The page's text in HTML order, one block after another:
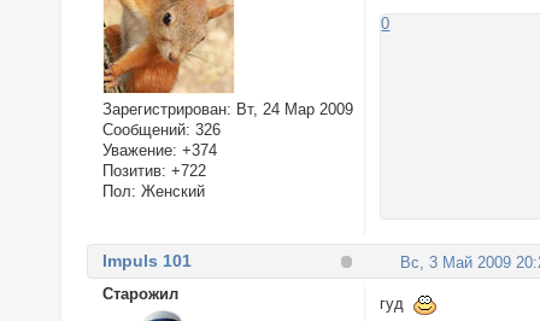
Зарегистрирован: Вт, 24 Мар 2009
Сообщений: 326
Уважение: +374
Позитив: +722
Пол: Женский
0
Вс, 3 Май 2009
Impuls 101
Cтарожил
гуд